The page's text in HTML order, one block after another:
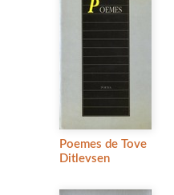
Poemes de Tove
Ditlevsen